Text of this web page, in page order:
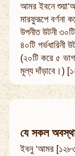
আমর ইবনে
মারফুরূপে বর্ণনা
উপনীত উটনী
৪০টি গর্ভধারিনী
(২০টি করে ৫
মূল্য দাঁড়াবে।)
যে সকল
ইবনু ‘আমর [১২৮৩]